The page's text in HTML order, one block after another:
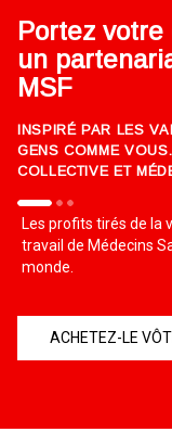
Portez votre
un
MSF
INSPIRÉ PAR LES
GENS COMME
COLLECTIVE ET
Les profits tirés de la
travail de Médecins
monde.
ACHETEZ-LE